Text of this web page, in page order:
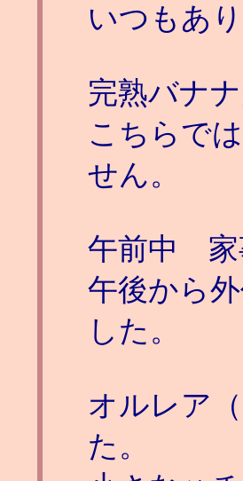
いつもあ
完熟バナ
こちらで
せん。
午前中 家
午後から
した。
オルレア
た。